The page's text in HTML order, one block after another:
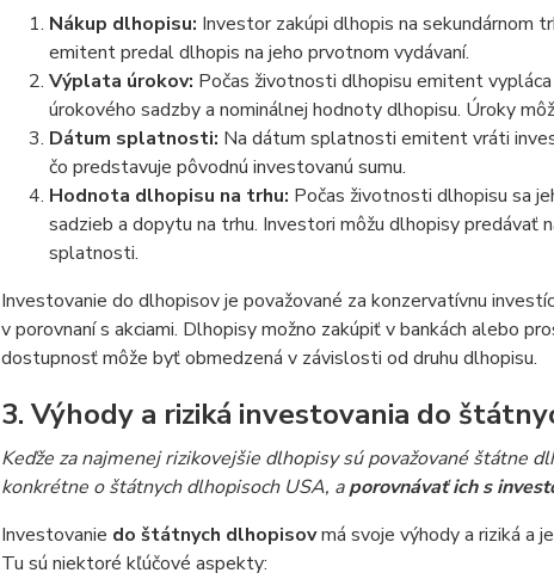
Nákup dlhopisu: Investor zakúpi dlhopis na sekundárnom
emitent predal dlhopis na jeho prvotnom vydávaní.
Výplata úrokov: Počas životnosti dlhopisu emitent
úrokového sadzby a nominálnej hodnoty dlhopisu. Úroky
Dátum splatnosti: Na dátum splatnosti emitent vráti
čo predstavuje pôvodnú investovanú sumu.
Hodnota dlhopisu na trhu: Počas životnosti dlhopisu sa
sadzieb a dopytu na trhu. Investori môžu dlhopisy predávať
splatnosti.
Investovanie do dlhopisov je považované za konzervatívnu
v porovnaní s akciami. Dlhopisy možno zakúpiť v bankách alebo
dostupnosť môže byť obmedzená v závislosti od druhu dlhopisu.
3. Výhody a riziká investovania do
Keďže za najmenej rizikovejšie dlhopisy sú považované štátne
konkrétne o štátnych dlhopisoch USA, aporovnávať ich s
Investovanie do štátnych dlhopisovmá svoje výhody a riziká a
Tu sú niektoré kľúčové aspekty: